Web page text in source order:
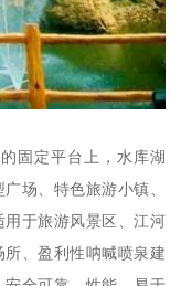
固定平台上，水库湖
场、特色旅游小镇、
于旅游风景区、江河
、盈利性呐喊喷泉建